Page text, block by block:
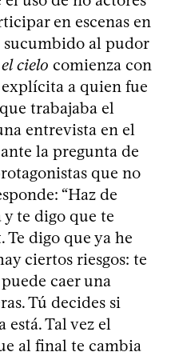
en escenas en
al pudor
cielo comienza con
explícita a quien fue
trabajaba el
entrevista en el
ante la pregunta de
que no
“Haz de
te digo que te
digo que ya he
ciertos riesgos: te
caer una
Tú decides si
está. Tal vez el
al final te cambia